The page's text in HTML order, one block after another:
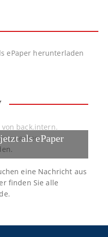
als ePaper
von back.intern.
eine Nachricht aus
finden Sie alle